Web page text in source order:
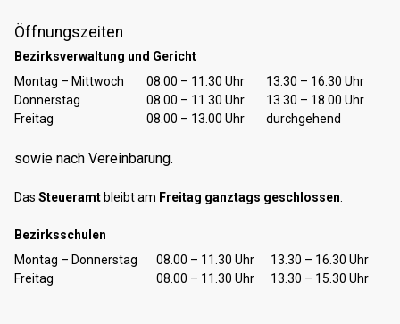
Öffnungszeiten
Bezirksverwaltung und Gericht
TagÖffnungszeiten Vormittag Öffnungszeiten Nachmittag
Montag – Mittwoch 08.00 – 11.30 Uhr
13.30 – 16.30 Uhr
Donnerstag
08.00 – 11.30 Uhr
13.30 – 18.00 Uhr
Freitag
08.00 – 13.00 Uhr durchgehend
sowie nach Vereinbarung.
Das Steueramt bleibt am Freitag ganztags geschlossen.
Bezirksschulen
TagÖffnungszeiten Vormittag Öffnungszeiten Nachmittag
Montag – Donnerstag 08.00 – 11.30 Uhr
13.30 – 16.30 Uhr
Freitag
08.00 – 11.30 Uhr 13.30 – 15.30 Uhr